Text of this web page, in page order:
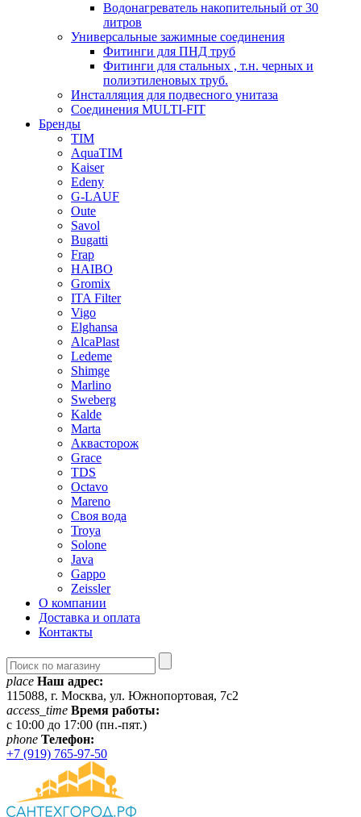
Водонагреватель накопительный от 30
литров
Универсальные зажимные соединения
Фитинги для ПНД труб
Фитинги для стальных , т.н. черных и
полиэтиленовых труб.
Инсталляция для подвесного унитаза
Соединения MULTI-FIT
Бренды
TIM
AquaTIM
Kaiser
Edeny
G-LAUF
Oute
Savol
Bugatti
Frap
HAIBO
Gromix
ITA Filter
Vigo
Elghansa
AlcaPlast
Ledeme
Shimge
Marlino
Sweberg
Kalde
Marta
Аквасторож
Grace
TDS
Octavo
Mareno
Своя вода
Troya
Solone
Java
Gappo
Zeissler
О компании
Доставка и оплата
Контакты
place Наш адрес:
115088, г. Москва, ул. Южнопортовая, 7с2
access_time Время работы:
c 10:00 до 17:00 (пн.-пят.)
phone Телефон:
+7 (919) 765-97-50